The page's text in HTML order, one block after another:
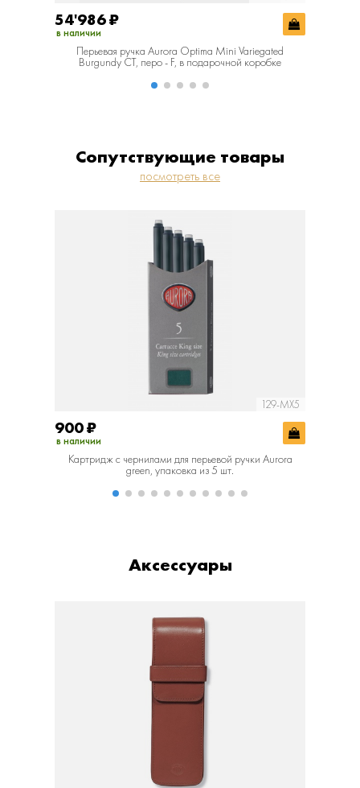
54'986₽
в наличии
Перьевая ручка Aurora Optima Mini Variegated
Burgundy CT, перо - F, в подарочной коробке
Сопутствующие товары
посмотреть все
129-MX5
900₽
в наличии
Картридж с чернилами для перьевой ручки Aurora
green, упаковка из 5 шт.
Аксессуары